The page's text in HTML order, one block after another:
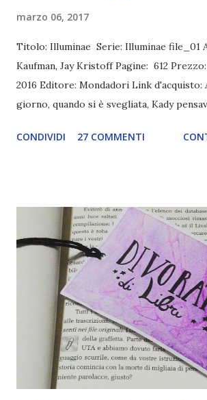
marzo 06, 2017
Titolo: Illuminae Serie: Illuminae file_01
Kaufman, Jay Kristoff Pagine: 612
2016 Editore: Mondadori Link d'acquisto:
giorno, quando si è svegliata, Kady
Poche ore dopo il suo pianeta è stato
abitanti terrorizzati, una squadra
una potente corporation interstellare,
all'invasione. Ed Ezra e Kady, che si
parola, sono costretti a cercare insieme
Alcuni giorni dopo, però, un mortale
diffondersi a bordo di una delle navi
due ragazzi e gli altri superstiti. Come
AIDAN, l'intelligenza artificiale ch...
CONDIVIDI 27 COMMENTI